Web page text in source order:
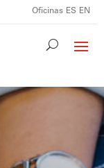
Oficinas ES EN